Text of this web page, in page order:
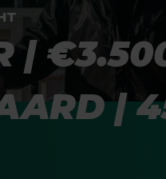
|
|